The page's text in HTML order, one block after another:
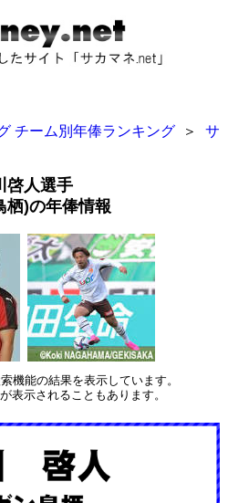
チーム別年俸ランキング ＞
サ
啓人選手
栖)の年俸情報
機能の結果を表示しています。
表示されることもあります。